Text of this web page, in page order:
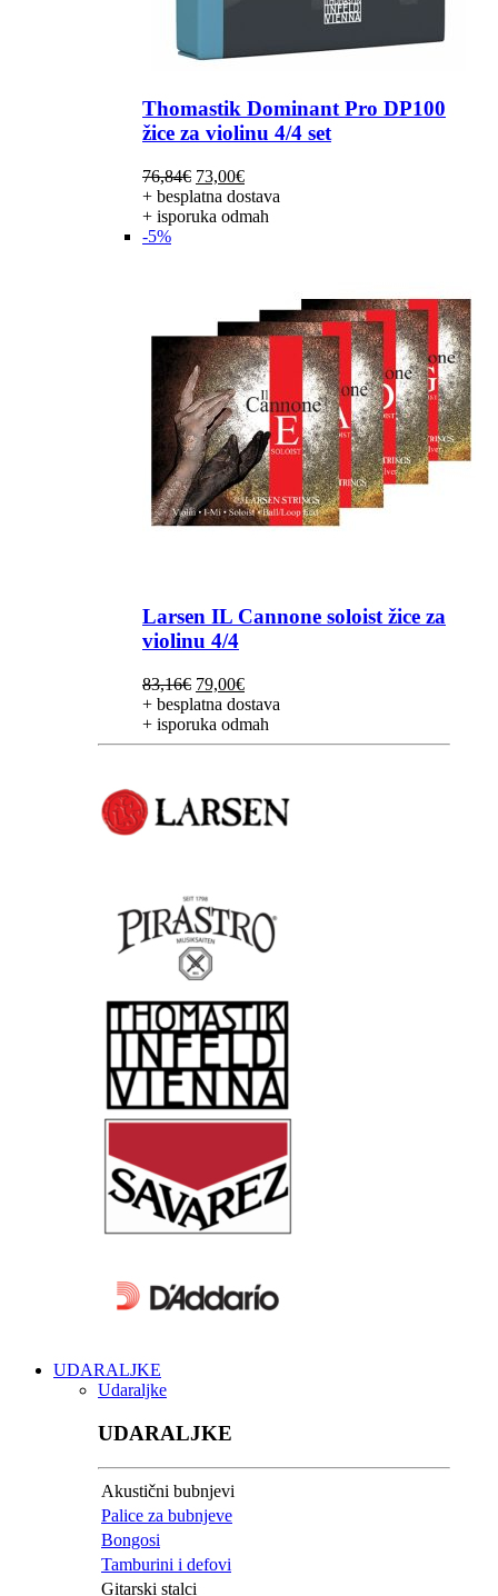
Thomastik Dominant Pro DP100
žice za violinu 4/4 set
76,84€ Izvorna
cijena
bila
73,00€Trenutna
cijena
je:
+ besplatna dostava
+ isporuka odmah
-5%
Larsen IL Cannone soloist žice za
violinu 4/4
83,16€ Izvorna
cijena
bila
je:
79,00€Trenutna
cijena
je:
79,00€.
+ besplatna dostava
+ isporuka odmah
UDARALJKE
Udaraljke
UDARALJKE
Akustični bubnjevi
Palice za bubnjeve
Bongosi
Tamburini i defovi
Gitarski stalci